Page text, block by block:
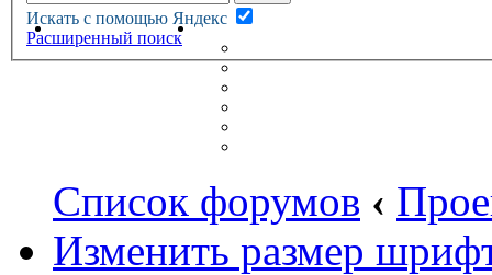
Искать с помощью Яндекс
Расширенный поиск
НОВАЯ ТЕОРИЯФОРУМ
НЕПРОЧИТАННЫЕ
Список форумов ‹
Изменить размер